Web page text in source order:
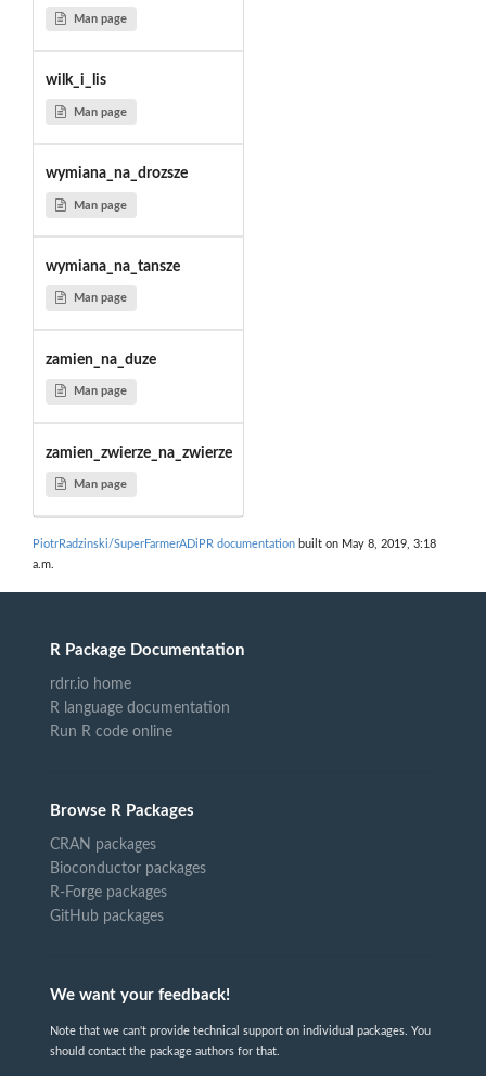
Man page
wilk_i_lis
Man page
wymiana_na_drozsze
Man page
wymiana_na_tansze
Man page
zamien_na_duze
Man page
zamien_zwierze_na_zwierze
Man page
PiotrRadzinski/SuperFarmerADiPR documentation built on May 8, 2019, 3:18
a.m.
R Package Documentation
rdrr.io home
R language documentation
Run R code online
Browse R Packages
CRAN packages
Bioconductor packages
R-Forge packages
GitHub packages
We want your feedback!
Note that we can't provide technical support on individual packages. You
should contact the package authors for that.